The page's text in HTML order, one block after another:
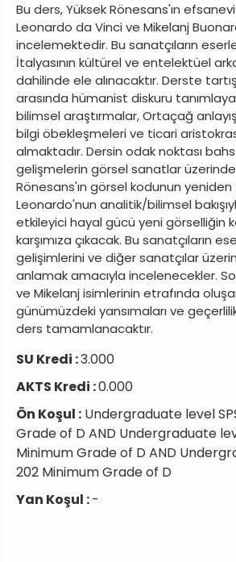
Bu ders, Yüksek Rönesans'ın
Leonardo da Vinci ve Mikelanj
incelemektedir. Bu sanatçıların
İtalyasının kültürel ve entelektüel
dahilinde ele alınacaktır. Derste
arasında hümanist diskuru
bilimsel araştırmalar, Ortaçağ
bilgi öbekleşmeleri ve ticari
almaktadır. Dersin odak noktası
gelişmelerin görsel sanatlar
Rönesans'ın görsel kodunun yeniden
Leonardo'nun analitik/bilimsel
etkileyici hayal gücü yeni görselliğin
karşımıza çıkacak. Bu sanatçıların
gelişimlerini ve diğer sanatçılar
anlamak amacıyla incelenecekler.
ve Mikelanj isimlerinin etrafında
günümüzdeki yansımaları ve
ders tamamlanacaktır.
SU Kredi :3.000
AKTS Kredi :0.000
Ön Koşul : Undergraduate level
Grade of D AND Undergraduate
Minimum Grade of D AND
202 Minimum Grade of D
Yan Koşul :-